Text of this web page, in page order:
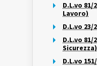
D.L.vo
Lavoro)
D.L.vo
D.L.vo 81/
Sicurezza)
D.L.vo